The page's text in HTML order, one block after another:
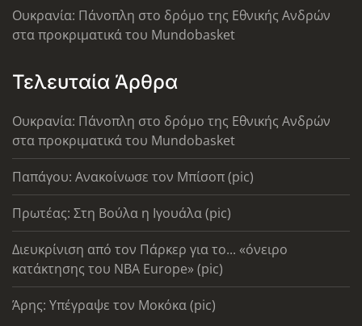
Ουκρανία: Πάνοπλη στο δρόμο της Εθνικής Ανδρών
στα προκριματικά του Mundobasket
Τελευταία Άρθρα
Ουκρανία: Πάνοπλη στο δρόμο της Εθνικής Ανδρών
στα προκριματικά του Mundobasket
Παπάγου: Ανακοίνωσε τον Μπίσοπ (pic)
Πρωτέας: Στη Βούλα η Ιγουάλα (pic)
Διευκρίνιση από τον Πάρκερ για το... «όνειρο
κατάκτησης του ΝΒΑ Europe» (pic)
Άρης: Υπέγραψε τον Μοκόκα (pic)